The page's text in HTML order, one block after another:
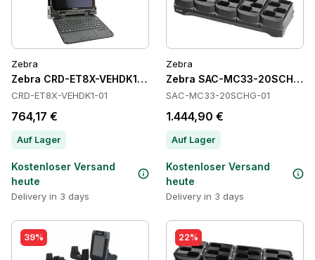
Zebra
Zebra CRD-ET8X-VEHDK1-01 Cradles
CRD-ET8X-VEHDK1-01
764,17 €
Auf Lager
Kostenloser Versand
heute
Delivery in 3 days
Zebra
Zebra SAC-MC33-20SCHG-
SAC-MC33-20SCHG-01
1.444,90 €
Auf Lager
Kostenloser Versand
heute
Delivery in 3 days
39% 22%